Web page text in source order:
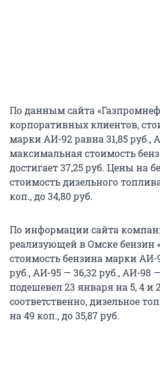
По данным сайта
корпоративных клиентов,
марки АИ-92 равна 31,85 руб.,
максимальная стоимость
достигает 37,25 руб. Цены на
стоимость дизельного
коп., до 34,80 руб.
По информации сайта
реализующей в Омске бензин
стоимость бензина марки АИ-
руб., АИ-95 — 36,32 руб., АИ-98
подешевел 23 января на 5, 4 и
соответственно, дизельное
на 49 коп., до 35,87 руб.